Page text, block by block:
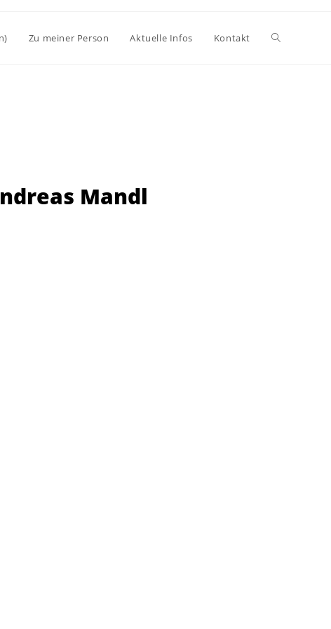
Zu meiner Person Aktuelle Infos Kontakt
Mandl